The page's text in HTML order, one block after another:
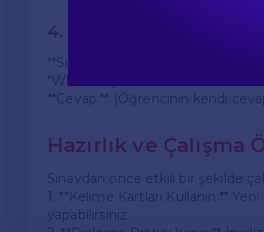
4. Yazma Soruları
**Soru 6:** Aşağıdaki soruya en
"What do you like to do on
**Cevap:** (Öğrencinin kendi
Hazırlık ve Çalışma
Sınavdan önce etkili bir şekilde
1. **Kelime Kartları Kullanın:**
yapabilirsiniz.